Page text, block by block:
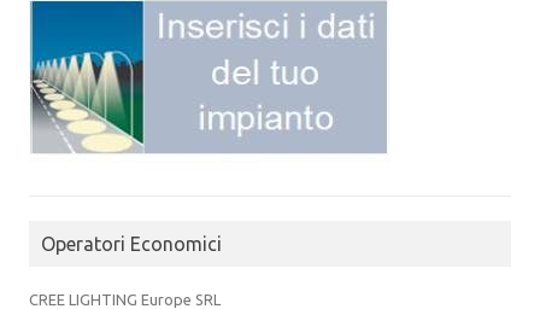
Operatori Economici
CREE LIGHTING Europe SRL